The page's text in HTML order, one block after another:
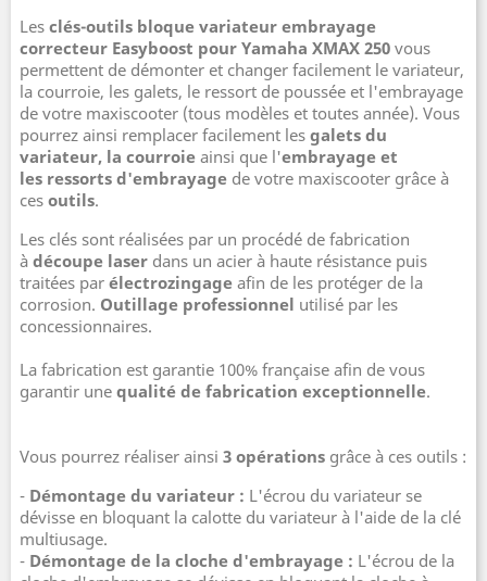
Les clés-outils bloque variateur embrayage
correcteur Easyboost pour Yamaha XMAX 250 vous
permettent de démonter et changer facilement le variateur,
la courroie, les galets, le ressort de poussée et l'embrayage
de votre maxiscooter (tous modèles et toutes année). Vous
pourrez ainsi remplacer facilement les galets du
variateur, la courroie ainsi que l'embrayage et
les ressorts d'embrayage de votre maxiscooter grâce à
ces outils.
Les clés sont réalisées par un procédé de fabrication
à découpe laser dans un acier à haute résistance puis
traitées par électrozingage afin de les protéger de la
corrosion. Outillage professionnel utilisé par les
concessionnaires.
La fabrication est garantie 100% française afin de vous
garantir une qualité de fabrication exceptionnelle.
Vous pourrez réaliser ainsi 3 opérations grâce à ces outils :
- Démontage du variateur : L'écrou du variateur se
dévisse en bloquant la calotte du variateur à l'aide de la clé
multiusage.
- Démontage de la cloche d'embrayage : L'écrou de la